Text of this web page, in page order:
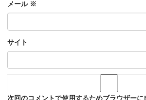
メール ※
サイト
次回のコメントで使用するためブラウザー